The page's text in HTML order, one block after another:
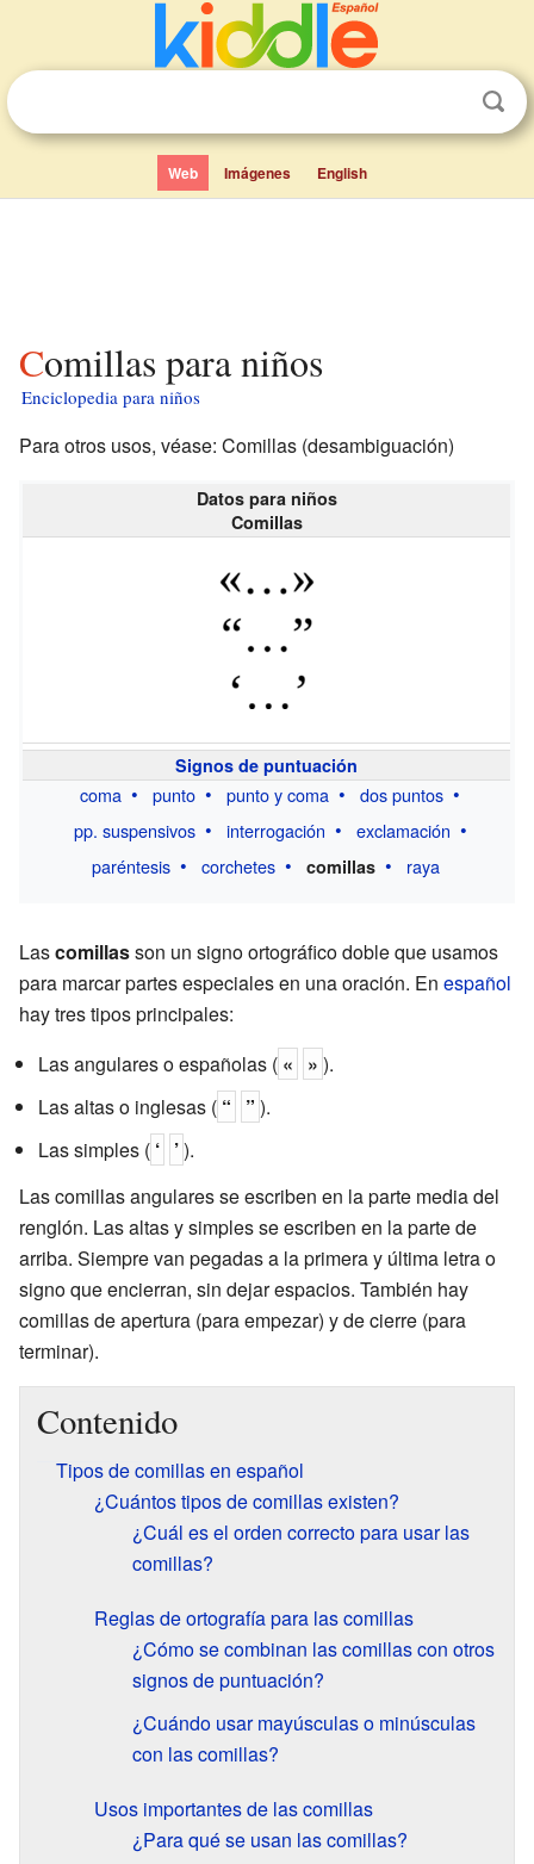
Web Imágenes English
Comillas para niños
Enciclopedia para niños
Para otros usos, véase: Comillas (desambiguación)
Datos para niños
Comillas
Signos de puntuación
coma punto punto y coma
dos puntos
pp. suspensivos
interrogación
exclamación
paréntesis
corchetes comillas raya
Lascomillasson un signo ortográfico doble que usamos
para marcar partes especiales en una oración. En español
hay tres tipos principales:
Las angulares o españolas ( « » ).
Las altas o inglesas ( “ ” ).
Las simples ( ‘ ’).
Las comillas angulares se escriben en la parte media del
renglón. Las altas y simples se escriben en la parte de
arriba. Siempre van pegadas a la primera y última letra o
signo que encierran, sin dejar espacios. También hay
comillas de apertura (para empezar) y de cierre (para
terminar).
Contenido
Tipos de comillas en español
¿Cuántos tipos de comillas existen?
¿Cuál es el orden correcto para usar las
comillas?
Reglas de ortografía para las comillas
¿Cómo se combinan las comillas con otros
signos de puntuación?
¿Cuándo usar mayúsculas o minúsculas
con las comillas?
Usos importantes de las comillas
¿Para qué se usan las comillas?